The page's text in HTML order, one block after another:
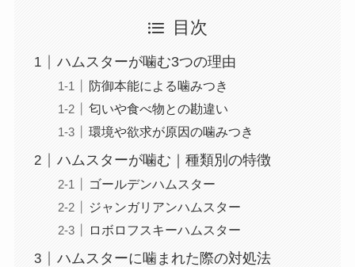
目次
ハムスターが噛む3つの理由
防御本能による噛みつき
匂いや食べ物との勘違い
環境や欲求が原因の噛みつき
ハムスターが噛む｜種類別の特徴
ゴールデンハムスター
ジャンガリアンハムスター
ロボロフスキーハムスター
ハムスターに噛まれた際の対処法